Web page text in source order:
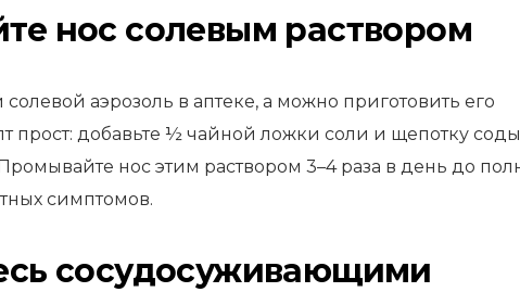
нос солевым раствором
аэрозоль в аптеке, а можно приготовить его
прост: добавьте ½ чайной ложки соли и щепотку соды
нос этим раствором 3–4 раза в день до
симптомов.
сосудосуживающими